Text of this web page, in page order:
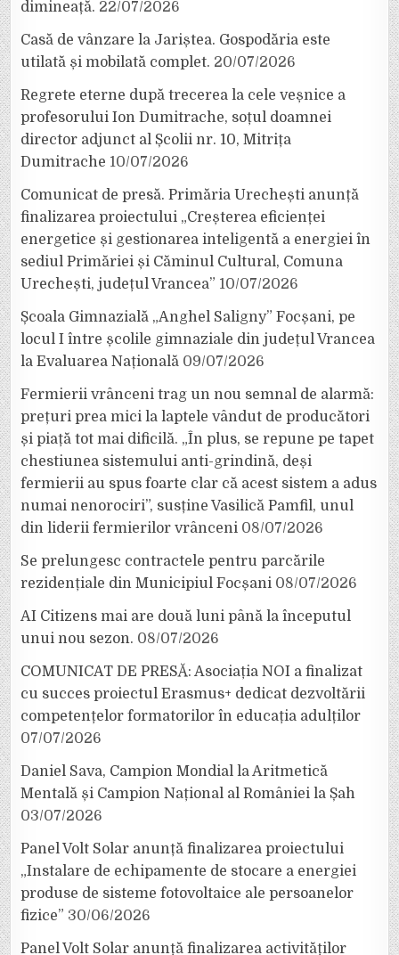
dimineață. 22/07/2026
Casă de vânzare la Jariștea. Gospodăria este
utilată și mobilată complet. 20/07/2026
Regrete eterne după trecerea la cele veșnice a
profesorului Ion Dumitrache, soțul doamnei
director adjunct al Școlii nr. 10, Mitrița
Dumitrache 10/07/2026
Comunicat de presă. Primăria Urechești anunță
finalizarea proiectului „Creșterea eficienței
energetice și gestionarea inteligentă a energiei în
sediul Primăriei și Căminul Cultural, Comuna
Urechești, județul Vrancea” 10/07/2026
Școala Gimnazială „Anghel Saligny” Focșani, pe
locul I între școlile gimnaziale din județul Vrancea
la Evaluarea Națională 09/07/2026
Fermierii vrânceni trag un nou semnal de alarmă:
prețuri prea mici la laptele vândut de producători
și piață tot mai dificilă. „În plus, se repune pe tapet
chestiunea sistemului anti-grindină, deși
fermierii au spus foarte clar că acest sistem a adus
numai nenorociri”, susține Vasilică Pamfil, unul
din liderii fermierilor vrânceni 08/07/2026
Se prelungesc contractele pentru parcările
rezidențiale din Municipiul Focșani 08/07/2026
AI Citizens mai are două luni până la începutul
unui nou sezon. 08/07/2026
COMUNICAT DE PRESĂ: Asociația NOI a finalizat
cu succes proiectul Erasmus+ dedicat dezvoltării
competențelor formatorilor în educația adulților
07/07/2026
Daniel Sava, Campion Mondial la Aritmetică
Mentală și Campion Național al României la Șah
03/07/2026
Panel Volt Solar anunță finalizarea proiectului
„Instalare de echipamente de stocare a energiei
produse de sisteme fotovoltaice ale persoanelor
fizice” 30/06/2026
Panel Volt Solar anunță finalizarea activităților